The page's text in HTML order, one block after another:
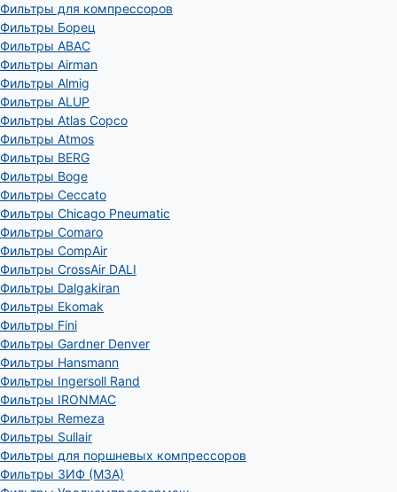
Фильтры для компрессоров
Фильтры Борец
Фильтры ABAC
Фильтры Airman
Фильтры Almig
Фильтры ALUP
Фильтры Atlas Copco
Фильтры Atmos
Фильтры BERG
Фильтры Boge
Фильтры Ceccato
Фильтры Chicago Pneumatic
Фильтры Comaro
Фильтры CompAir
Фильтры CrossAir DALI
Фильтры Dalgakiran
Фильтры Ekomak
Фильтры Fini
Фильтры Gardner Denver
Фильтры Hansmann
Фильтры Ingersoll Rand
Фильтры IRONMAC
Фильтры Remeza
Фильтры Sullair
Фильтры для поршневых компрессоров
Фильтры ЗИФ (МЗА)